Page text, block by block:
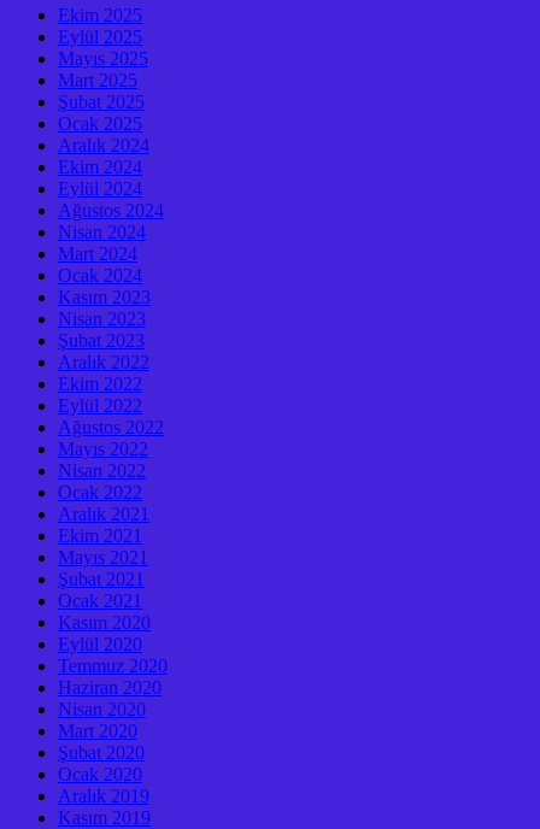
Ekim 2025
Eylül 2025
Mayıs 2025
Mart 2025
Şubat 2025
Ocak 2025
Aralık 2024
Ekim 2024
Eylül 2024
Ağustos 2024
Nisan 2024
Mart 2024
Ocak 2024
Kasım 2023
Nisan 2023
Şubat 2023
Aralık 2022
Ekim 2022
Eylül 2022
Ağustos 2022
Mayıs 2022
Nisan 2022
Ocak 2022
Aralık 2021
Ekim 2021
Mayıs 2021
Şubat 2021
Ocak 2021
Kasım 2020
Eylül 2020
Temmuz 2020
Haziran 2020
Nisan 2020
Mart 2020
Şubat 2020
Ocak 2020
Aralık 2019
Kasım 2019